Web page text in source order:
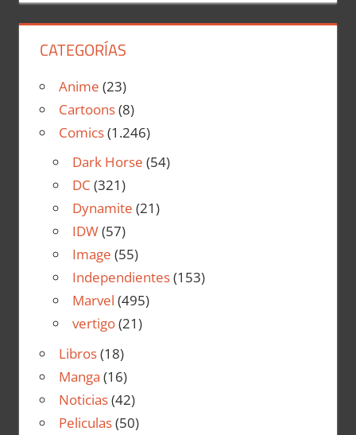
CATEGORÍAS
Anime (23)
Cartoons(8)
Comics(1.246)
Dark Horse (54)
DC (321)
Dynamite (21)
IDW(57)
Image (55)
Independientes(153)
Marvel (495)
vertigo(21)
Libros(18)
Manga (16)
Noticias(42)
Peliculas(50)